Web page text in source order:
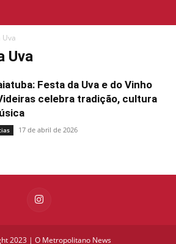
Uva
Uva
Festa da Uva e do Vinho
celebra tradição, cultura
17 de abril de 2026
2023 | O Metropolitano News